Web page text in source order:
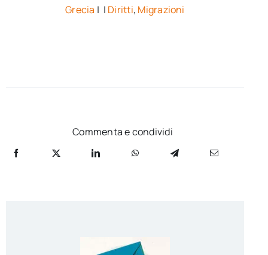
Grecia | | Diritti, Migrazioni
Commenta e condividi